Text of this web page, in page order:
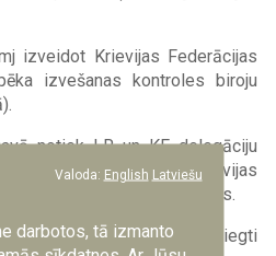
izveidot Krievijas Federācijas
izvešanas kontroles biroju
notiek LR un KF delegāciju
Latvija nepiekrīt Krievijas
termiņam — 1999. gads.
ZRKG vadību, tiek aizliegti
Valoda: English Latviešu
darbotos, tā izmanto